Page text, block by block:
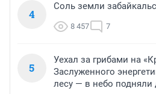
4
Соль земли
8 457 7
5
Уехал за грибами на
Заслуженного
лесу — в небо подняли